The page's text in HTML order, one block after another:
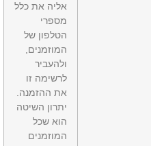
אליה את כלל
מספרי
הטלפון של
המוזמנים,
ולהעביר
לרשימה זו
את ההזמנה.
יתרון השיטה
הוא שכל
המוזמנים